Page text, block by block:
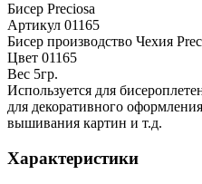
Бисер Preciosa
Артикул 01165
Бисер производство Чехия
Цвет 01165
Вес 5гр.
Используется для
для декоративного
вышивания картин и т.д.
Характеристики